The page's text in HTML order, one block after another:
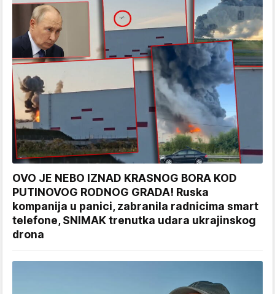
OVO JE NEBO IZNAD KRASNOG BORA KOD
PUTINOVOG RODNOG GRADA! Ruska
kompanija u panici, zabranila radnicima smart
telefone, SNIMAK trenutka udara ukrajinskog
drona